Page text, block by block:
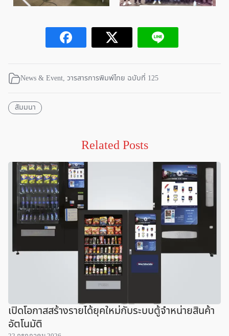
News & Event, วารสารการพิมพ์ไทย ฉบับที่ 125
สัมมนา
Related Posts
เปิดโอกาสสร้างรายได้ยุคใหม่กับระบบตู้จำหน่ายสินค้า
อัตโนมัติ